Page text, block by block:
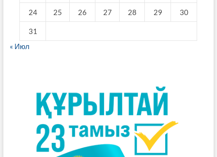
24 25 26 27 28 29 30
31
« Июл